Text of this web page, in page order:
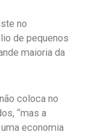
no
de pequenos
maioria da
coloca no
“mas a
economia